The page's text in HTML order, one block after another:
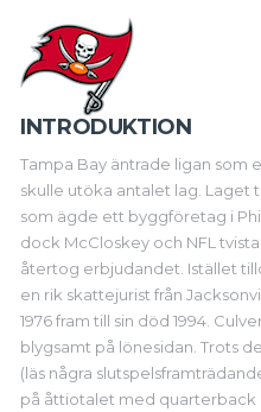
INTRODUKTION
Tampa Bay äntrade ligan som
skulle utöka antalet lag. Laget
som ägde ett byggföretag i
dock McCloskey och NFL
återtog erbjudandet. Istället
en rik skattejurist från
1976 fram till sin död 1994.
blygsamt på lönesidan. Trots
(läs några
på åttiotalet med quarterback